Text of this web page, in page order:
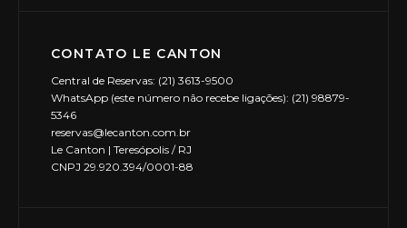
CONTATO LE CANTON
Central de Reservas: (21) 3613-9500
WhatsApp (este número não recebe ligações): (21) 98879-
5346
reservas@lecanton.com.br
Le Canton | Teresópolis / RJ
CNPJ 29.920.394/0001-88